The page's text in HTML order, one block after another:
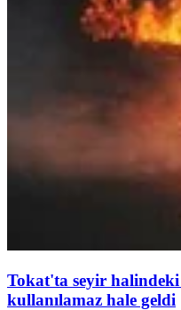
Tokat'ta seyir
kullanılamaz hale geldi